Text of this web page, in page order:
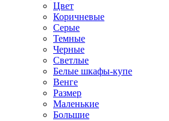
Цвет
Коричневые
Серые
Темные
Черные
Светлые
Белые шкафы-купе
Венге
Размер
Маленькие
Большие